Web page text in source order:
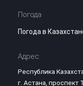
Погода
Погода в
Адрес:
Республика
г. Астана, проспект